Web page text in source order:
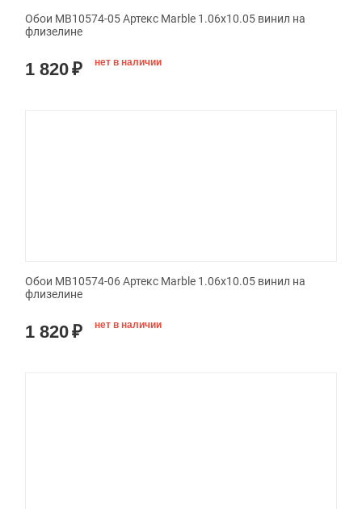
Обои MB10574-05 Артекс Marble 1.06x10.05 винил на
флизелине
1 820₽ нет в наличии
Обои MB10574-06 Артекс Marble 1.06x10.05 винил на
флизелине
1 820₽ нет в наличии